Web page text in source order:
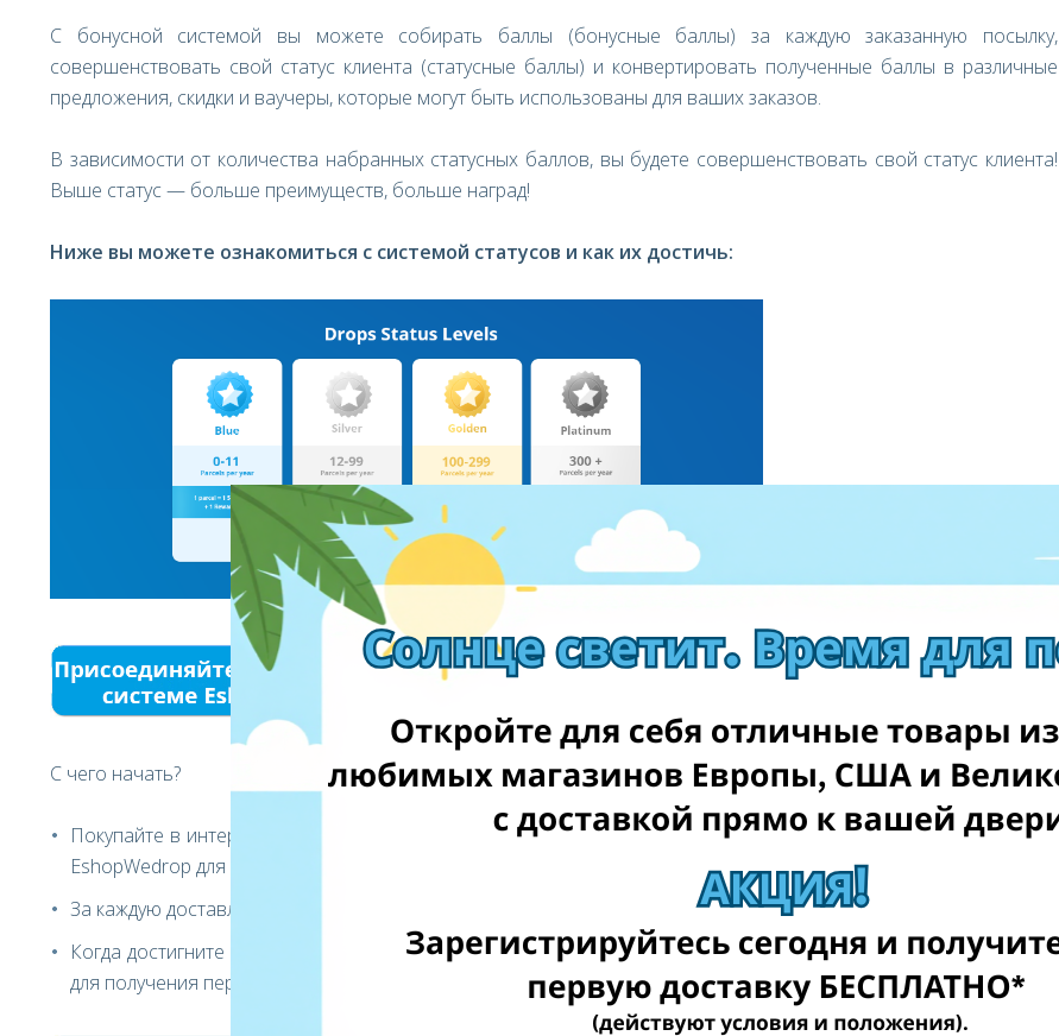
С бонусной системой вы можете собирать баллы (бонусные баллы) за каждую заказанную посылку,
совершенствовать свой статус клиента (статусные баллы) и конвертировать полученные баллы в различные
предложения, скидки и ваучеры, которые могут быть использованы для ваших заказов.
В зависимости от количества набранных статусных баллов, вы будете совершенствовать свой статус клиента!
Выше статус — больше преимуществ, больше наград!
Ниже вы можете ознакомиться с системой статусов и как их достичь:
С чего начать?
Покупайте в интернет-магазинах Европы и США. При оформлении покупки, используйте персональный адрес
EshopWedrop для доставки посылок в Вильнюс.
За каждую доставленную посылку вы будете получать баллы.
Когда достигните самого высокого статуса - «Золотого» либо «Платинового», пожалуйста, свяжитесь с нами
для получения персональных ваучеров